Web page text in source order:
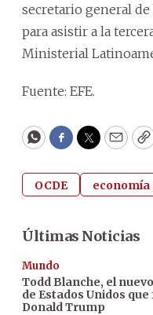
secretario general de
para asistir a la
Ministerial
Fuente: EFE.
WhatsApp
Facebook
Twitter
OCDE
Últimas Noticias
Mundo
Todd Blanche, el
de Estados Unidos
Donald Trump